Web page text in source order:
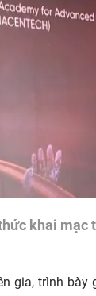
khai mạc
gia, trình bày